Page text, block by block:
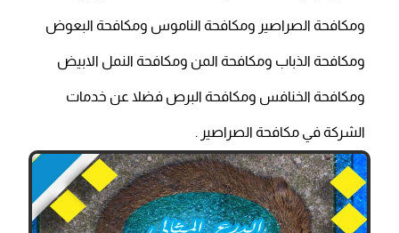
ومكافحة الصراصير ومكافحة الناموس ومكافحة البعوض
ومكافحة الذباب ومكافحة المن ومكافحة النمل الابيض
ومكافحة الخنافس ومكافحة البرص فضلا عن خدمات
الشركة في مكافحة الصراصير .